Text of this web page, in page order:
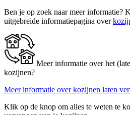
Ben je op zoek naar meer informatie?
uitgebreide informatiepagina over
Meer informatie over het
kozijnen?
Meer informatie over kozijnen laten
Klik op de knop om alles te weten te